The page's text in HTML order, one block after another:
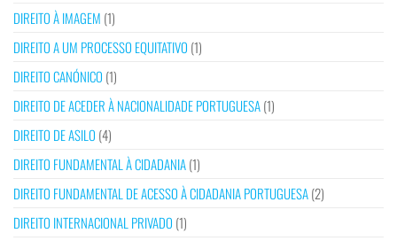
DIREITO À IMAGEM (1)
DIREITO A UM PROCESSO EQUITATIVO (1)
DIREITO CANÓNICO (1)
DIREITO DE ACEDER À NACIONALIDADE PORTUGUESA(1)
DIREITO DE ASILO (4)
DIREITO FUNDAMENTAL À CIDADANIA(1)
DIREITO FUNDAMENTAL DE ACESSO À CIDADANIA PORTUGUESA(2)
DIREITO INTERNACIONAL PRIVADO (1)